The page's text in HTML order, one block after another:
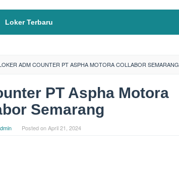
Loker Terbaru
ADM COUNTER PT ASPHA MOTORA COLLABOR SEMARANG
PT Aspha Motora
Semarang
Posted onApril 21, 2024